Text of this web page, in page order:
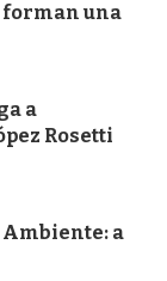
forman una
a
Rosetti
Ambiente: a